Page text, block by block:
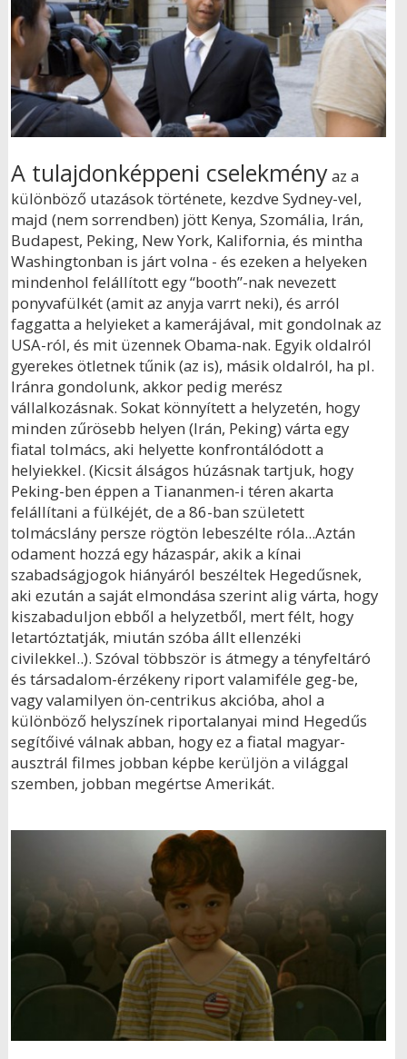
A tulajdonképpeni cselekményaz a
különböző utazások története, kezdve Sydney-vel,
majd (nem sorrendben) jött Kenya, Szomália, Irán,
Budapest, Peking, New York, Kalifornia, és mintha
Washingtonban is járt volna - és ezeken a helyeken
mindenhol felállított egy “booth”-nak nevezett
ponyvafülkét (amit az anyja varrt neki), és arról
faggatta a helyieket a kamerájával, mit gondolnak az
USA-ról, és mit üzennek Obama-nak. Egyik oldalról
gyerekes ötletnek tűnik (az is), másik oldalról, ha pl.
Iránra gondolunk, akkor pedig merész
vállalkozásnak. Sokat könnyített a helyzetén, hogy
minden zűrösebb helyen (Irán, Peking) várta egy
fiatal tolmács, aki helyette konfrontálódott a
helyiekkel. (Kicsit álságos húzásnak tartjuk, hogy
Peking-ben éppen a Tiananmen-i téren akarta
felállítani a fülkéjét, de a 86-ban született
tolmácslány persze rögtön lebeszélte róla...Aztán
odament hozzá egy házaspár, akik a kínai
szabadságjogok hiányáról beszéltek Hegedűsnek,
aki ezután a saját elmondása szerint alig várta, hogy
kiszabaduljon ebből a helyzetből, mert félt, hogy
letartóztatják, miután szóba állt ellenzéki
civilekkel..). Szóval többször is átmegy a tényfeltáró
és társadalom-érzékeny riport valamiféle geg-be,
vagy valamilyen ön-centrikus akcióba, ahol a
különböző helyszínek riportalanyai mind Hegedűs
segítőivé válnak abban, hogy ez a fiatal magyar-
ausztrál filmes jobban képbe kerüljön a világgal
szemben, jobban megértse Amerikát.